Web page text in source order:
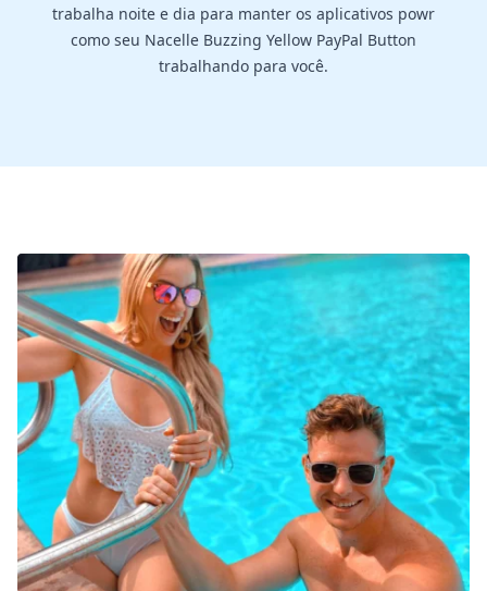
trabalha noite e dia para manter os aplicativos powr
como seu Nacelle Buzzing Yellow PayPal Button
trabalhando para você.